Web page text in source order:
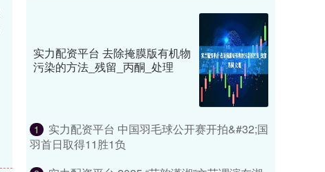
实力配资平台 去除掩膜版有机物
污染的方法_残留_丙酮_处理
1
实力配资平台 中国羽毛球公开赛开拍&#32;国
羽首日取得11胜1负